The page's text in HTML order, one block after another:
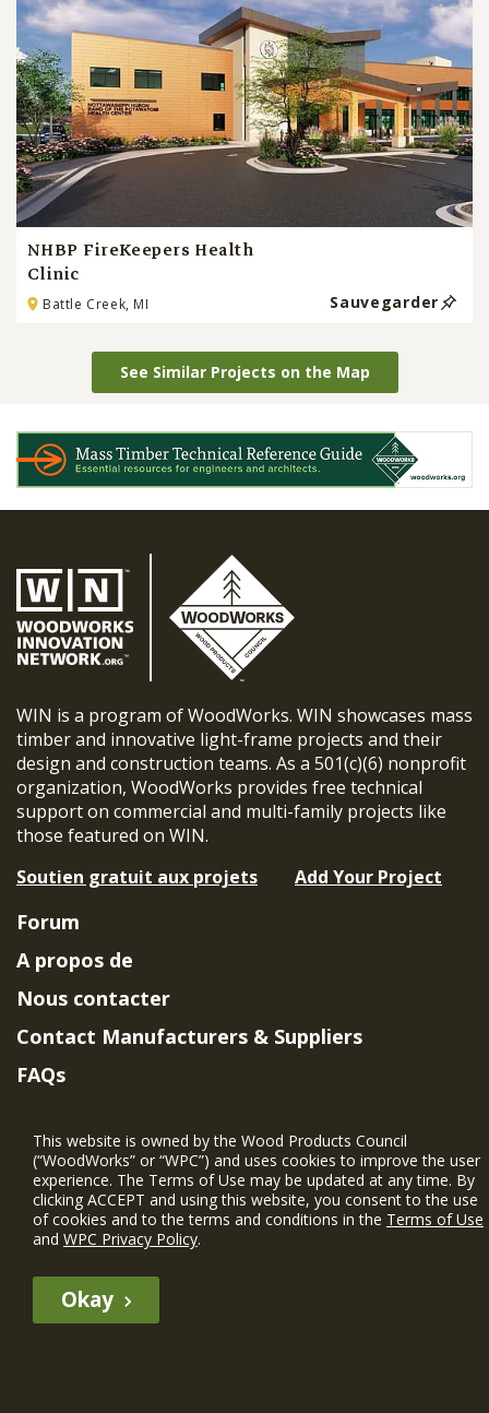
NHBP FireKeepers Health
Clinic
Battle Creek, MI Sauvegarder
See Similar Projects on the Map
WIN is a program of WoodWorks. WIN showcases mass
timber and innovative light-frame projects and their
design and construction teams. As a 501(c)(6) nonprofit
organization, WoodWorks provides free technical
support on commercial and multi-family projects like
those featured on WIN.
Soutien gratuit aux projets
Add Your Project
The WIN member profile information provided by this site is for
Forum
A propos de
Nous contacter
Contact Manufacturers & Suppliers
FAQs
Project Eligibility Requirements
Politique de confidentialité| Conditions
d'utilisation
This website is owned by the Wood Products Council
(“WoodWorks” or “WPC”) and uses cookies to improve the user
experience. The Terms of Use may be updated at any time. By
clicking ACCEPT and using this website, you consent to the use
of cookies and to the terms and conditions in the Terms of Use
and WPC Privacy Policy.
Okay